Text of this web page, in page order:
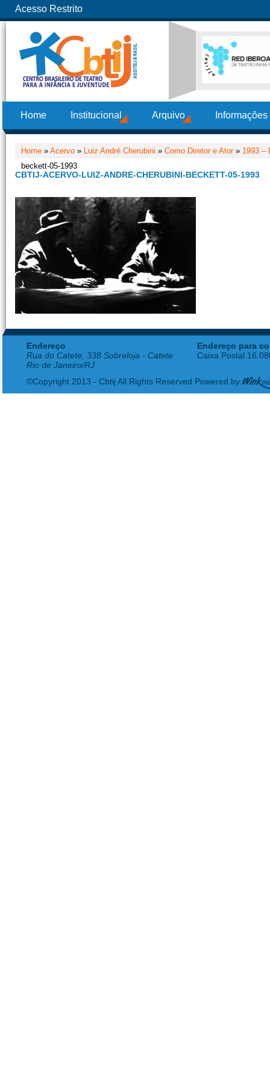
Acesso Restrito
Home Institucional Arquivo
Home » Acervo » Luiz André Cherubini » Como Diretor e Ator» 1993 –
beckett-05-1993
CBTIJ-ACERVO-LUIZ-ANDRE-CHERUBINI-BECKETT-05-1993
Endereço
Rua do Catete, 338 Sobreloja - Catete
Rio de Janeiro/RJ
Endereço para
Caixa Postal
©Copyright 2013 - Cbtij All Rights Reserved Powered by: